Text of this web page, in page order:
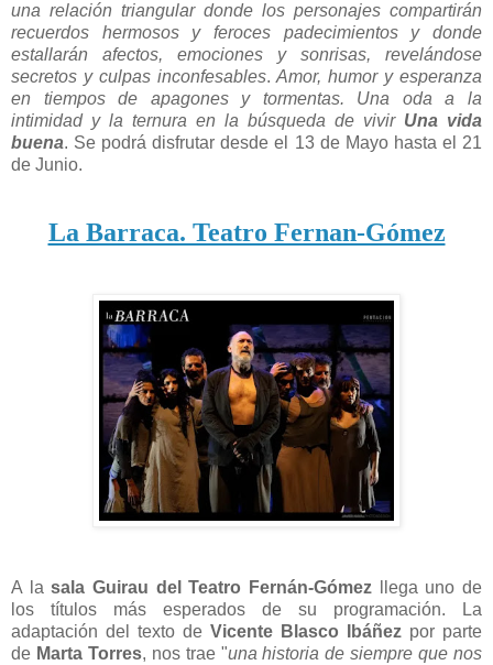
una relación triangular donde los personajes compartirán
recuerdos hermosos y feroces padecimientos y donde
estallarán afectos, emociones y sonrisas, revelándose
secretos y culpas inconfesables.Amor, humor y esperanza
en tiempos de apagones y tormentas. Una oda a la
intimidad y la ternura en la búsqueda de vivir Una vida
buena. Se podrá disfrutar desde el 13 de Mayo hasta el 21
de Junio.
La Barraca. Teatro Fernan-Gómez
A lasala Guirau del Teatro Fernán-Gómez llega uno de
los títulos más esperados de su programación. La
adaptación del texto de Vicente Blasco Ibáñez por parte
de Marta Torres, nos trae"una historia de siempre que nos